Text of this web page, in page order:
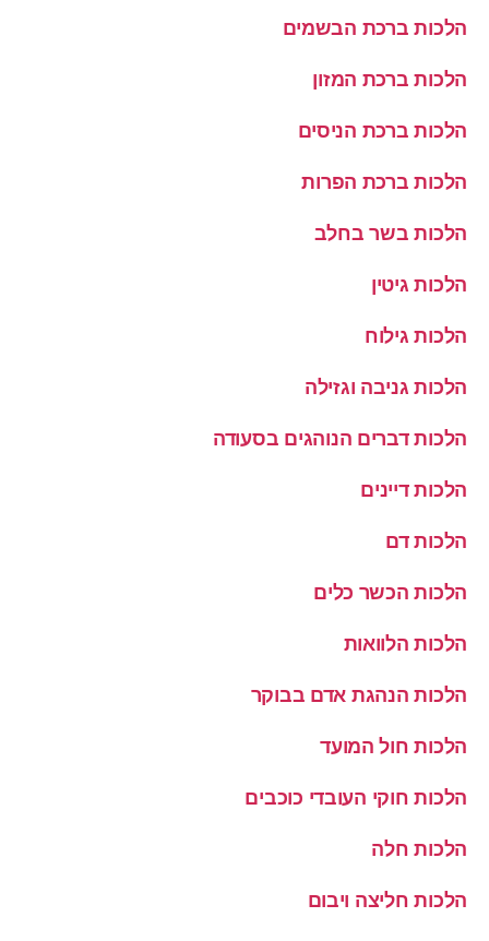
הלכות ברכת הבשמים
הלכות ברכת המזון
הלכות ברכת הניסים
הלכות ברכת הפרות
הלכות בשר בחלב
הלכות גיטין
הלכות גילוח
הלכות גניבה וגזילה
הלכות דברים הנוהגים בסעודה
הלכות דיינים
הלכות דם
הלכות הכשר כלים
הלכות הלוואות
הלכות הנהגת אדם בבוקר
הלכות חול המועד
הלכות חוקי העובדי כוכבים
הלכות חלה
הלכות חליצה ויבום